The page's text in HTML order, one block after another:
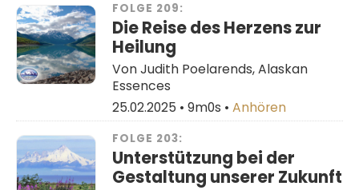
FOLGE 209:
Die Reise des Herzens zur
Heilung
Von Judith Poelarends, Alaskan
Essences
25.02.2025 • 9m0s • Anhören
FOLGE 203:
Unterstützung bei der
Gestaltung unserer Zukunft